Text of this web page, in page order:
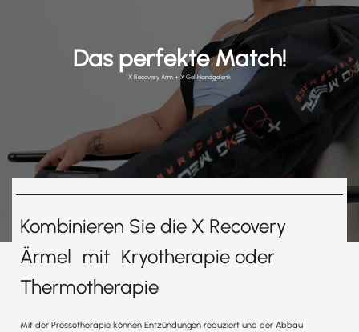
Das perfekte Match!
X Recovery Arm + X Gel Handgelenk
Kombinieren Sie die X Recovery
Ärmel mit Kryotherapie oder
Thermotherapie
Mit der Pressotherapie können Entzündungen reduziert und der Abbau